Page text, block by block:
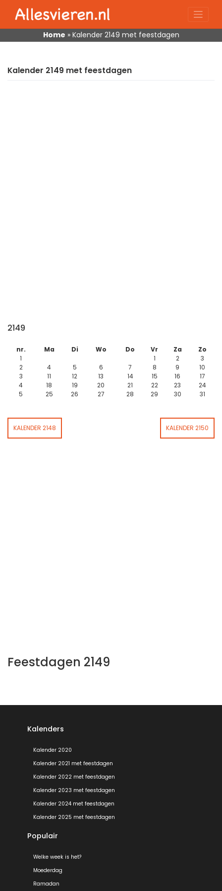
content
Home » Kalender 2149 met feestdagen
Kalender 2149 met feestdagen
2149
nr. Ma Di Wo Do Vr Za
Zo
1
1 2
3
2
4 5 6 7 8 9
10
3
11 12 13 14 15 16
17
4
18 19 20 21 22 23
24
5
25 26 27 28 29 30 31
KALENDER 2148 KALENDER 2150
Feestdagen 2149
Kalenders
Kalender 2020
Kalender 2021 met feestdagen
Kalender 2022 met feestdagen
Kalender 2023 met feestdagen
Kalender 2024 met feestdagen
Kalender 2025 met feestdagen
Populair
Welke week is het?
Moederdag
Ramadan